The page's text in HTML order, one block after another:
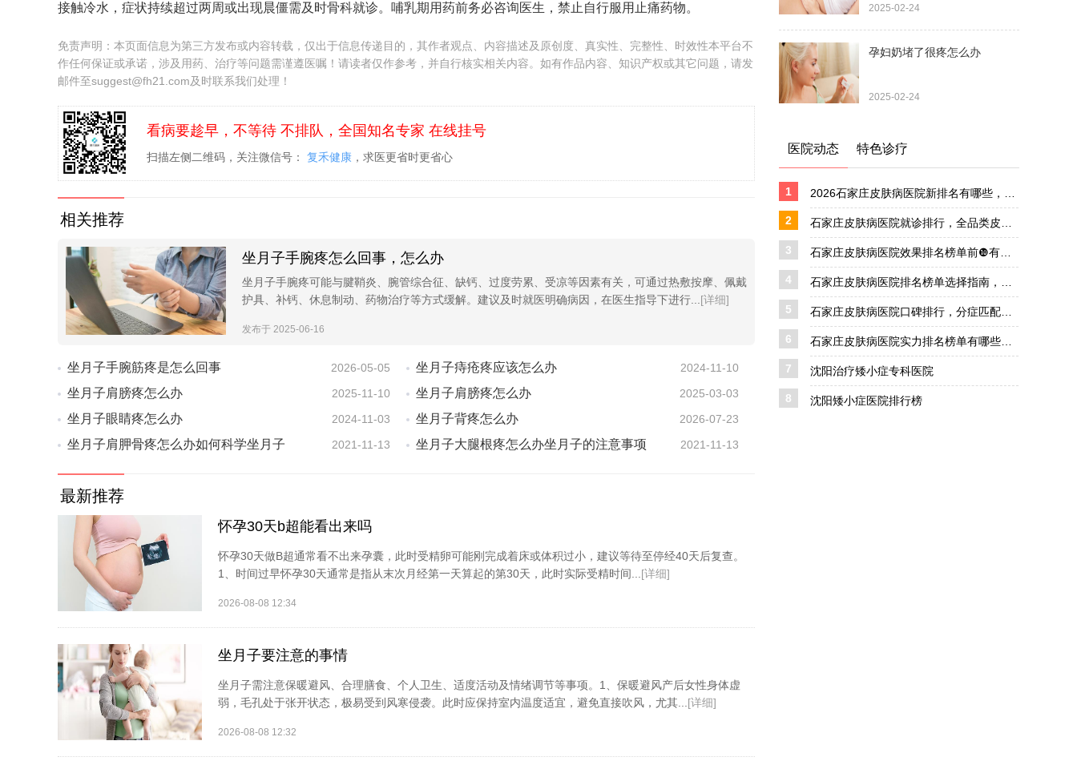
接触冷水，症状持续超过两周或出现晨僵需及时骨科就诊。哺乳期用药前务必咨询医生，禁止自行服用止痛药物。
免责声明：本页面信息为第三方发布或内容转载，仅出于信息传递目的，其作者观点、内容描述及原创度、真实性、完整性、时效性本平台不
作任何保证或承诺，涉及用药、治疗等问题需谨遵医嘱！请读者仅作参考，并自行核实相关内容。如有作品内容、知识产权或其它问题，请发
邮件至suggest@fh21.com及时联系我们处理！
看病要趁早，不等待 不排队，全国知名专家 在线挂号
扫描左侧二维码，关注微信号： 复禾健康 ，求医更省时更省心
相关推荐
坐月子手腕疼怎么回事，怎么办
坐月子手腕疼可能与腱鞘炎、腕管综合征、缺钙、过度劳累、受凉等因素有关，可通过热敷按摩、佩戴
护具、补钙、休息制动、药物治疗等方式缓解。建议及时就医明确病因，在医生指导下进行... [详细]
发布于 2025-06-16
坐月子手腕筋疼是怎么回事 2026-05-05 坐月子痔疮疼应该怎么办 2024-11-10
坐月子肩膀疼怎么办 2025-11-10 坐月子肩膀疼怎么办 2025-03-03
坐月子眼睛疼怎么办 2024-11-03 坐月子背疼怎么办 2026-07-23
坐月子肩胛骨疼怎么办如何科学坐月子 2021-11-13 坐月子大腿根疼怎么办坐月子的注意事项 2021-11-13
最新推荐
怀孕30天b超能看出来吗
怀孕30天做B超通常看不出来孕囊，此时受精卵可能刚完成着床或体积过小，建议等待至停经40天后复查。
1、时间过早怀孕30天通常是指从末次月经第一天算起的第30天，此时实际受精时间... [详细]
2026-08-08 12:34
坐月子要注意的事情
坐月子需注意保暖避风、合理膳食、个人卫生、适度活动及情绪调节等事项。1、保暖避风产后女性身体虚
弱，毛孔处于张开状态，极易受到风寒侵袭。此时应保持室内温度适宜，避免直接吹风，尤其... [详细]
2026-08-08 12:32
2025-02-24
孕妇奶堵了很疼怎么办
2025-02-24
医院动态 特色诊疗
1
2
3
4
5
6
7 沈阳治疗矮小症专科医院
8 沈阳矮小症医院排行榜